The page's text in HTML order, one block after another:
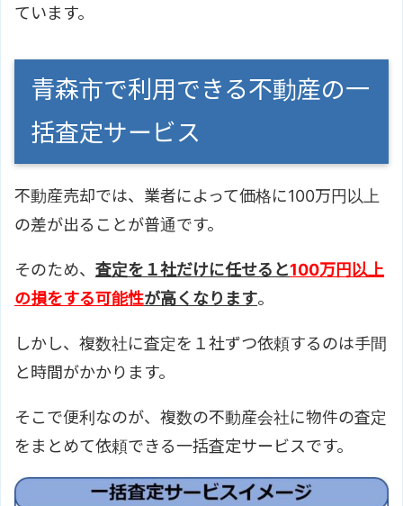
ています。
青森市で利用できる不動産の一
括査定サービス
不動産売却では、業者によって価格に100万円以上
の差が出ることが普通です。
そのため、 査定を１社だけに任せると100万円以上
の損をする可能性が高くなります。
しかし、複数社に査定を１社ずつ依頼するのは手間
と時間がかかります。
そこで便利なのが、複数の不動産会社に物件の査定
をまとめて依頼できる一括査定サービスです。